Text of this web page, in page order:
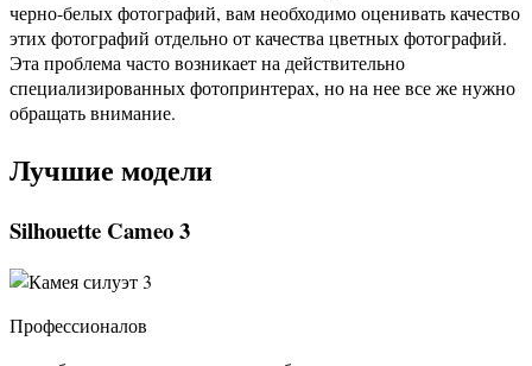
черно-белых фотографий, вам необходимо оценивать качество
этих фотографий отдельно от качества цветных фотографий.
Эта проблема часто возникает на действительно
специализированных фотопринтерах, но на нее все же нужно
обращать внимание.
Лучшие модели
Silhouette Cameo 3
Профессионалов